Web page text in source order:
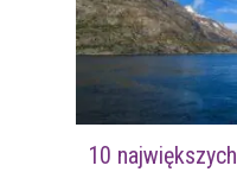
10